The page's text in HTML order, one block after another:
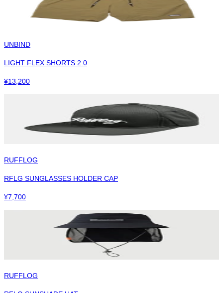
UNBIND
LIGHT FLEX SHORTS 2.0
¥13,200
RUFFLOG
RFLG SUNGLASSES HOLDER CAP
¥7,700
RUFFLOG